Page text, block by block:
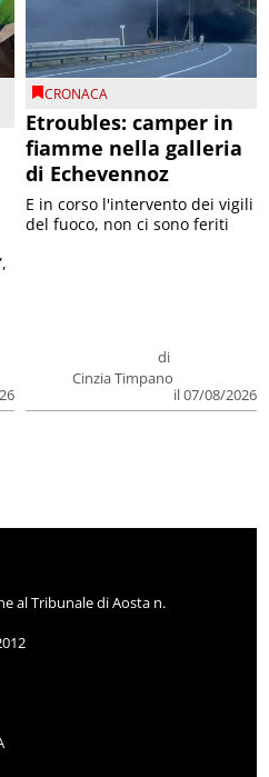
CRONACA
Etroubles: camper in
fiamme nella galleria
di Echevennoz
di
Cinzia Timpano
il 07/08/2026
E in corso l'intervento dei vigili
del fuoco, non ci sono feriti
al Tribunale di Aosta n.